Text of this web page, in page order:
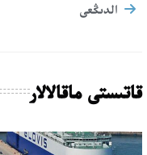
الدىڭعى
قاتىستى ماقالالار